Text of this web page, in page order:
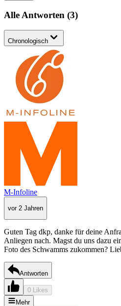
Alle Antworten (3)
Chronologisch
M-Infoline
vor 2 Jahren
Guten Tag dkp, danke für deine
Anliegen nach. Magst du uns dazu
Foto des Schwamms zukommen?
Antworten
0 Likes
Mehr